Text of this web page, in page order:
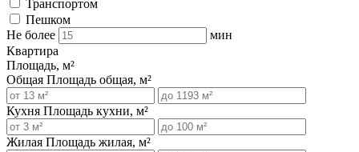
Транспортом
Пешком
Не более
мин
Квартира
Площадь, м²
Общая Площадь общая, м²
Кухня Площадь кухни, м²
Жилая Площадь жилая, м²